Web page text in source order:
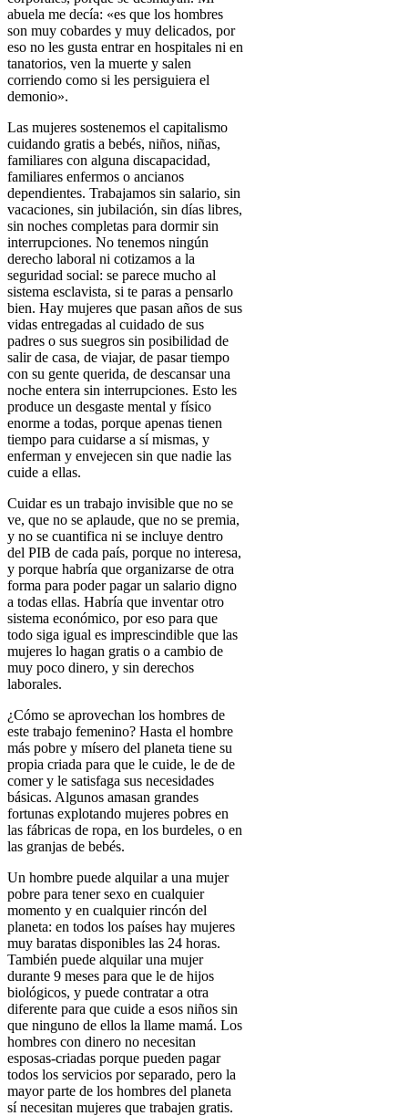
abuela me decía: «es que los hombres
son muy cobardes y muy delicados, por
eso no les gusta entrar en hospitales ni en
tanatorios, ven la muerte y salen
corriendo como si les persiguiera el
demonio».
Las mujeres sostenemos el capitalismo
cuidando gratis a bebés, niños, niñas,
familiares con alguna discapacidad,
familiares enfermos o ancianos
dependientes. Trabajamos sin salario, sin
vacaciones, sin jubilación, sin días libres,
sin noches completas para dormir sin
interrupciones. No tenemos ningún
derecho laboral ni cotizamos a la
seguridad social: se parece mucho al
sistema esclavista, si te paras a pensarlo
bien. Hay mujeres que pasan años de sus
vidas entregadas al cuidado de sus
padres o sus suegros sin posibilidad de
salir de casa, de viajar, de pasar tiempo
con su gente querida, de descansar una
noche entera sin interrupciones. Esto les
produce un desgaste mental y físico
enorme a todas, porque apenas tienen
tiempo para cuidarse a sí mismas, y
enferman y envejecen sin que nadie las
cuide a ellas.
Cuidar es un trabajo invisible que no se
ve, que no se aplaude, que no se premia,
y no se cuantifica ni se incluye dentro
del PIB de cada país, porque no interesa,
y porque habría que organizarse de otra
forma para poder pagar un salario digno
a todas ellas. Habría que inventar otro
sistema económico, por eso para que
todo siga igual es imprescindible que las
mujeres lo hagan gratis o a cambio de
muy poco dinero, y sin derechos
laborales.
¿Cómo se aprovechan los hombres de
este trabajo femenino? Hasta el hombre
más pobre y mísero del planeta tiene su
propia criada para que le cuide, le de de
comer y le satisfaga sus necesidades
básicas. Algunos amasan grandes
fortunas explotando mujeres pobres en
las fábricas de ropa, en los burdeles, o en
las granjas de bebés.
Un hombre puede alquilar a una mujer
pobre para tener sexo en cualquier
momento y en cualquier rincón del
planeta: en todos los países hay mujeres
muy baratas disponibles las 24 horas.
También puede alquilar una mujer
durante 9 meses para que le de hijos
biológicos, y puede contratar a otra
diferente para que cuide a esos niños sin
que ninguno de ellos la llame mamá. Los
hombres con dinero no necesitan
esposas-criadas porque pueden pagar
todos los servicios por separado, pero la
mayor parte de los hombres del planeta
sí necesitan mujeres que trabajen gratis.